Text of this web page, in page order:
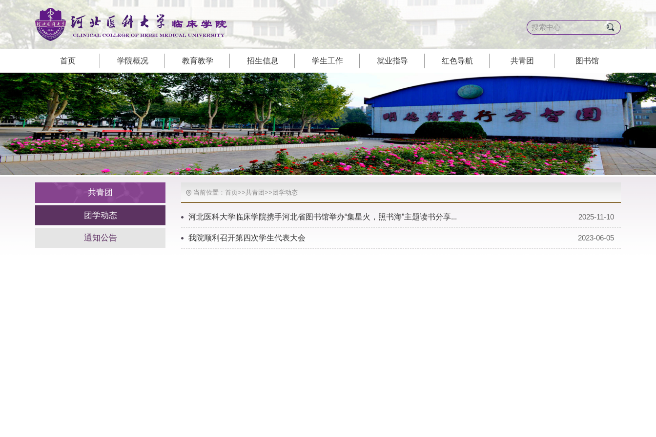
首页 学院概况 教育教学 招生信息 学生工作 就业指导 红色导航 共青团 图书馆
共青团
团学动态
通知公告
当前位置： 首页>>共青团>> 团学动态
2025-11-10
河北医科大学临床学院携手河北省图书馆举办“集星火，照书海”主题读书分享...
2023-06-05
我院顺利召开第四次学生代表大会